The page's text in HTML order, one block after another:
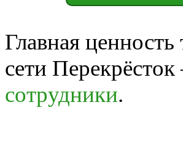
Главная ценность
сети
сотрудники.